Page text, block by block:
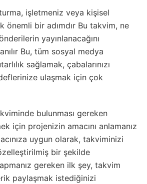
işletmeniz veya kişisel
önemli bir adımdır Bu takvim, ne
yayınlanacağını
Bu, tüm sosyal medya
sağlamak, çabalarınızı
ulaşmak için çok
bulunması gereken
için projenizin amacını anlamanız
uygun olarak, takviminizi
bir şekilde
gereken ilk şey, takvim
paylaşmak istediğinizi